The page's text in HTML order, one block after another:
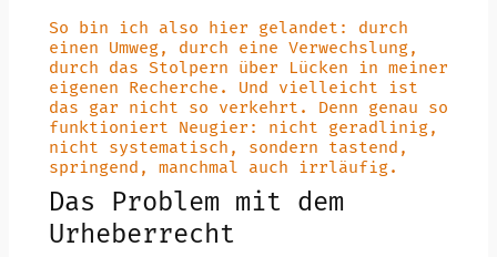
So bin ich also hier gelandet: durch
einen Umweg, durch eine Verwechslung,
durch das Stolpern über Lücken in meiner
eigenen Recherche. Und vielleicht ist
das gar nicht so verkehrt. Denn genau so
funktioniert Neugier: nicht geradlinig,
nicht systematisch, sondern tastend,
springend, manchmal auch irrläufig.
Das Problem mit dem
Urheberrecht